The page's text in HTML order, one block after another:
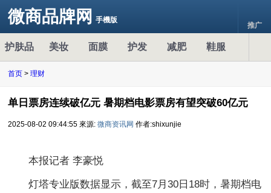
微商品牌网 手機版
推广
护肤品 美妆 面膜 护发 减肥 鞋服
首页 > 理财
单日票房连续破亿元 暑期档电影票房有望突破60亿元
2025-08-02 09:44:55 來源: 微商资讯网 作者:shixunjie
本报记者 李豪悦
灯塔专业版数据显示，截至7月30日18时，暑期档电